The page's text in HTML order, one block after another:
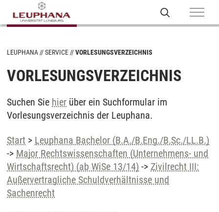
LEUPHANA SERVICE VORLESUNGSVERZEICHNIS
VORLESUNGSVERZEICHNIS
Suchen Sie hier über ein Suchformular im
Vorlesungsverzeichnis der Leuphana.
Start > Leuphana Bachelor (B.A./B.Eng./B.Sc./LL.B.)
-> Major Rechtswissenschaften (Unternehmens- und
Wirtschaftsrecht) (ab WiSe 13/14) -> Zivilrecht III:
Außervertragliche Schuldverhältnisse und
Sachenrecht